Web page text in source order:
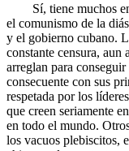
Sí, tiene muchos
el comunismo de la
y el gobierno cubano.
constante censura, aun
arreglan para
consecuente con sus
respetada por los
que creen seriamente
en todo el mundo.
los vacuos plebiscitos,